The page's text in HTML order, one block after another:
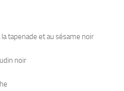
tapenade et au sésame noir
noir